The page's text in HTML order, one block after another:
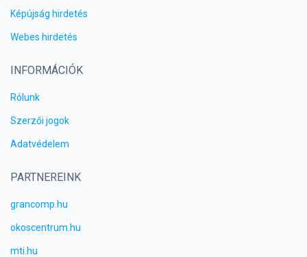
Képújság hirdetés
Webes hirdetés
INFORMÁCIÓK
Rólunk
Szerzői jogok
Adatvédelem
PARTNEREINK
grancomp.hu
okoscentrum.hu
mti.hu